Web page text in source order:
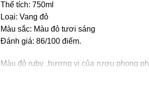
Thể tích: 750ml
Loại: Vang đỏ
Màu sắc: Màu đỏ tươi sáng
Đánh giá: 86/100 điểm.
Màu đỏ ruby ,hương vị của rượu phong
của trái cây đỏ, gỗ sồi, đất, quả mọng